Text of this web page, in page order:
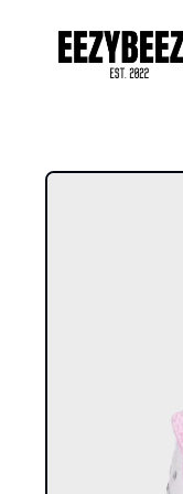
siirry
sisältöön